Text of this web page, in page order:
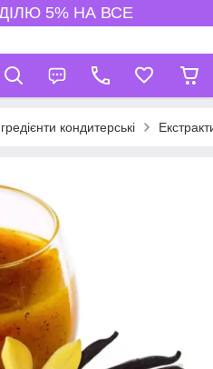
5% НА ВСЕ
кондитерські